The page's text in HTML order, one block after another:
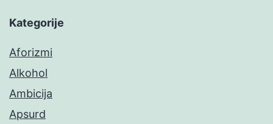
Kategorije
Aforizmi
Alkohol
Ambicija
Apsurd